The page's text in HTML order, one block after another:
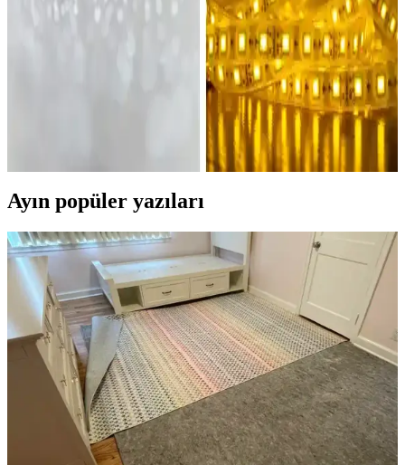
Boyut, malzeme, kullanım alanı ve tasarım özellikleriyle ilgili
bilgilerle seçim yapmanıza yardımcı oluyoruz.
Evde Abajur Yapımı İçin Temel Malzemeler ve
Evde abajur yapımı için temel malzemeler ve pratik yöntemler
detaylıca ele alınıyor. Güvenlik ve estetik açıdan önemli ipuçlarıyla,
kişisel dekorasyon için özgün tasarımlar oluşturabilirsiniz.
Ayın popüler yazıları